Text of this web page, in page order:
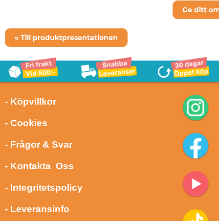
Ge ditt
« Till produktpresentationen
- Köpvillkor
- Cookies
- Frågor & Svar
- Kontakta Oss
- Integritetspolicy
- Leveransinfo